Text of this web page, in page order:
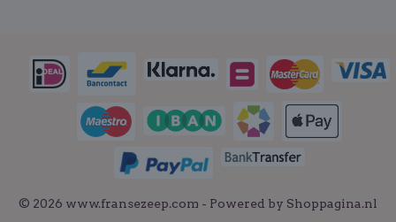
© 2026 www.fransezeep.com - Powered by Shoppagina.nl